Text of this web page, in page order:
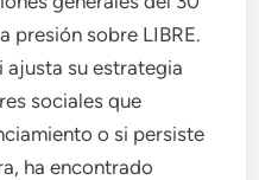
presión sobre LIBRE.
su estrategia
sociales que
o si persiste
ha encontrado